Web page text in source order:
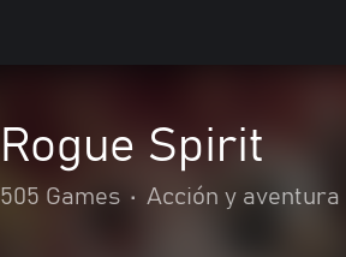
Rogue Spirit
505 Games • Acción y aventura